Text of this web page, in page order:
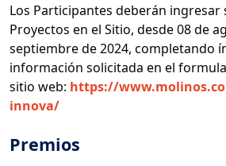
Los Participantes deberán ingresar
Proyectos en el Sitio, desde 08 de
septiembre de 2024, completando
información solicitada en el
sitio web: https://
innova/
Premios